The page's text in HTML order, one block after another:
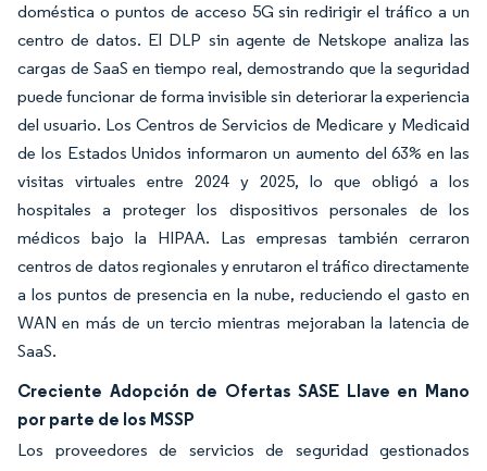
doméstica o puntos de acceso 5G sin redirigir el tráfico a un
centro de datos. El DLP sin agente de Netskope analiza las
cargas de SaaS en tiempo real, demostrando que la seguridad
puede funcionar de forma invisible sin deteriorar la experiencia
del usuario. Los Centros de Servicios de Medicare y Medicaid
de los Estados Unidos informaron un aumento del 63% en las
visitas virtuales entre 2024 y 2025, lo que obligó a los
hospitales a proteger los dispositivos personales de los
médicos bajo la HIPAA. Las empresas también cerraron
centros de datos regionales y enrutaron el tráfico directamente
a los puntos de presencia en la nube, reduciendo el gasto en
WAN en más de un tercio mientras mejoraban la latencia de
SaaS.
Creciente Adopción de Ofertas SASE Llave en Mano
por parte de los MSSP
Los proveedores de servicios de seguridad gestionados